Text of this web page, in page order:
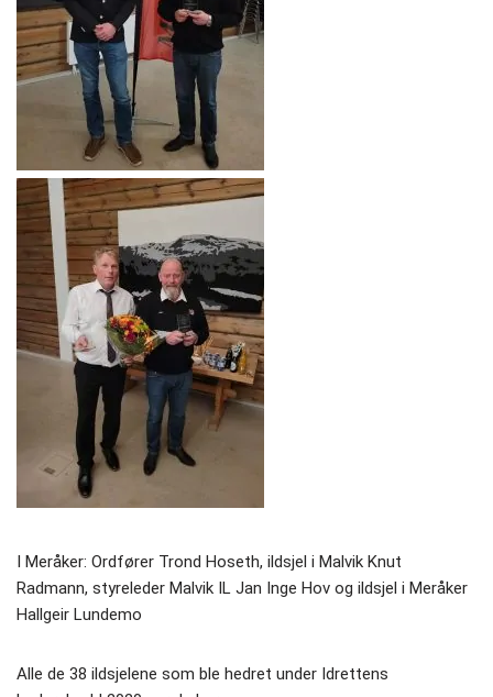
I Meråker: Ordfører Trond Hoseth, ildsjel i Malvik Knut
Radmann, styreleder Malvik IL Jan Inge Hov og ildsjel i Meråker
Hallgeir Lundemo
Alle de 38 ildsjelene som ble hedret under Idrettens